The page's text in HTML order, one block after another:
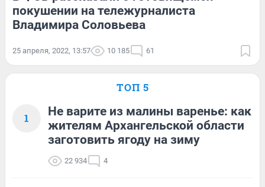
покушении на тележурналиста
Владимира Соловьева
25 апреля, 2022, 13:57 10 185 61
ТОП 5
1
Не варите из малины варенье: как
жителям Архангельской области
заготовить ягоду на зиму
22 934 4